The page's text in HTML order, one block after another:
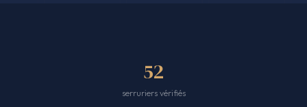
52
serruriers vérifiés